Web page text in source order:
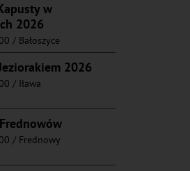
w
2026
/ Bałoszyce
2026
/ Iława
/ Frednowy